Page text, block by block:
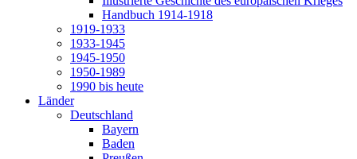
Handbuch 1914-1918
1919-1933
1933-1945
1945-1950
1950-1989
1990 bis heute
Länder
Deutschland
Bayern
Baden